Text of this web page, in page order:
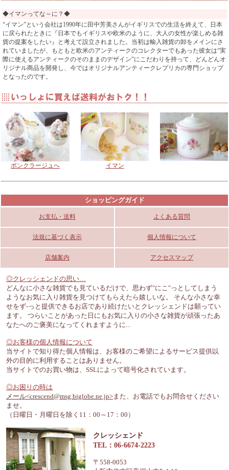
◆イマンってな～に？◆
“イマン”という会社は1990年に田中芳美さんがイギリスでの生活を終えて、日本
に戻られたときに『日本でもイギリスや欧米のように、大人の女性が楽しめる雑
貨の提案をしたい』と考えて設立されました。当初は輸入雑貨の卸をメインにさ
れていましたが、もともと欧米のアンティークのコレクターでもあった彼女は“実
際に使えるアンティークのそのままのデザイン”にこだわりを持って、どんどんオ
リジナル商品を開発し、今ではオリジナルアンティークレプリカの専門ショップ
となったのです。
ボンクラージュへ イマン
ショッピングガイド
お支払・送料 よくある質問
法規に基づく表示 個人情報について
店舗案内 アクセスマップ
◎クレッシェンドの思い…
どんなに小さな雑貨でも見ているだけで、思わず"にこ"っとしてしまう
ようなお気に入り雑貨を見つけてもらえたら嬉しいな。 そんな小さな幸
せをず-っと提供できるお店であり続けたいとクレッシェンドは願ってい
ます。 つらいことがあった日にもお気に入りの小さな雑貨が頑張ったあ
なたへのご褒美になってくれますように...
◎お客様の個人情報について
当サイトで知り得た個人情報は、お客様のご希望によるサービス提供以
外の目的に利用することはありません。
当サイトでのお買い物は、SSLによって暗号化されています。
◎お困りの時は
メール<crescend@msg.biglobe.ne.jp> また、お電話でもお問合せください
ませ。
（日曜日・月曜日を除く11：00～17：00）
クレッシェンド
TEL：06-6674-2223
〒558-0053